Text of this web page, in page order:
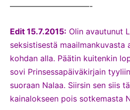
——————————-
Edit 15.7.2015: Olin avautunut
seksistisestä maailmankuvasta
kohdan alla. Päätin kuitenkin
sovi Prinsessapäiväkirjain
suoraan Nalaa. Siirsin sen siis
kainalokseen pois sotkemasta